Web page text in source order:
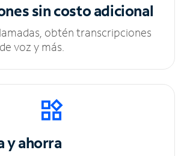
sincosto adicional
obtén transcripciones
voz y más.
y ahorra